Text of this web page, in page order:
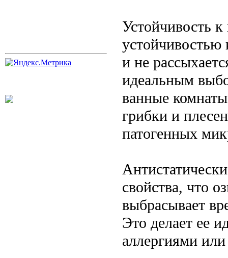
Устойчивость
устойчивостью
и не
идеальным
ванные
грибки и
патогенных
свойства, что
выбрасывает
Это делает ее
аллергиями